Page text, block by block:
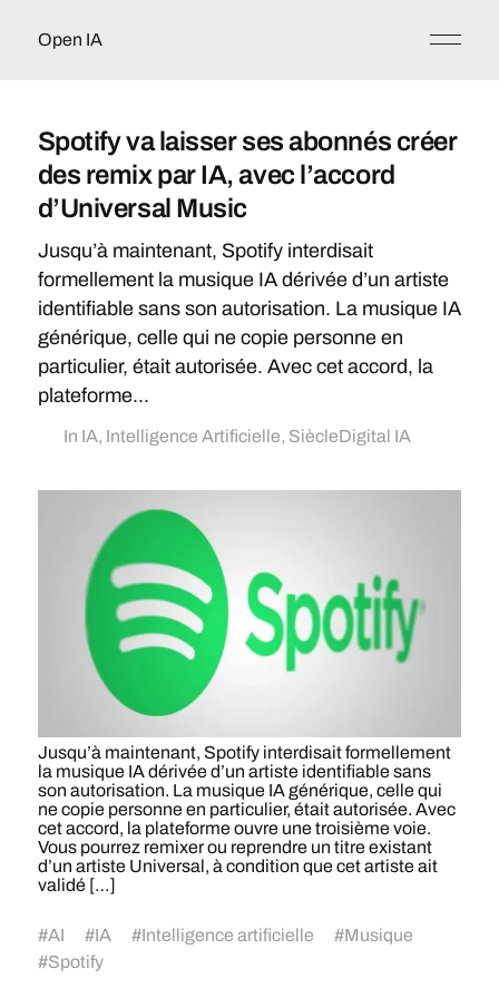
Open IA
Spotify va laisser ses abonnés créer
des remix par IA, avec l’accord
d’Universal Music
Jusqu’à maintenant, Spotify interdisait
formellement la musique IA dérivée d’un artiste
identifiable sans son autorisation. La musique IA
générique, celle qui ne copie personne en
particulier, était autorisée. Avec cet accord, la
plateforme...
In IA, Intelligence Artificielle, SiècleDigital IA
Jusqu’à maintenant, Spotify interdisait formellement
la musique IA dérivée d’un artiste identifiable sans
son autorisation. La musique IA générique, celle qui
ne copie personne en particulier, était autorisée. Avec
cet accord, la plateforme ouvre une troisième voie.
Vous pourrez remixer ou reprendre un titre existant
d’un artiste Universal, à condition que cet artiste ait
validé […]
#AI #IA #Intelligence artificielle #Musique
#Spotify